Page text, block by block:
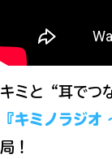
キミと“耳でつ
『キミノラジオ
局！